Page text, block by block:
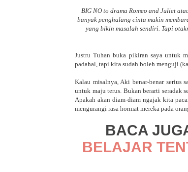
BIG NO to drama Romeo and Juliet
banyak penghalang cinta makin
yang bikin masalah sendiri. Tapi
Justru Tuhan buka pikiran saya untuk
padahal, tapi kita sudah boleh menguji
Kalau misalnya, Aki benar-benar serius
untuk maju terus. Bukan berarti seradak
Apakah akan diam-diam ngajak kita
mengurangi rasa hormat mereka pada
BACA
BELAJAR